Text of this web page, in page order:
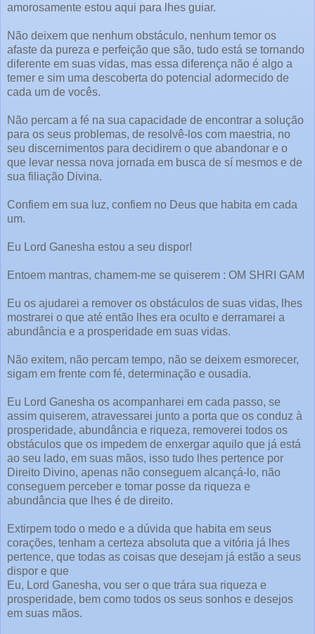
amorosamente estou aqui para lhes guiar.
Não deixem que nenhum obstáculo, nenhum temor os
afaste da pureza e perfeição que são, tudo está se tornando
diferente em suas vidas, mas essa diferença não é algo a
temer e sim uma descoberta do potencial adormecido de
cada um de vocês.
Não percam a fé na sua capacidade de encontrar a solução
para os seus problemas, de resolvê-los com maestria, no
seu discernimentos para decidirem o que abandonar e o
que levar nessa nova jornada em busca de sí mesmos e de
sua filiação Divina.
Confiem em sua luz, confiem no Deus que habita em cada
um.
Eu Lord Ganesha estou a seu dispor!
Entoem mantras, chamem-me se quiserem : OM SHRI GAM
Eu os ajudarei a remover os obstáculos de suas vidas, lhes
mostrarei o que até então lhes era oculto e derramarei a
abundância e a prosperidade em suas vidas.
Não exitem, não percam tempo, não se deixem esmorecer,
sigam em frente com fé, determinação e ousadia.
Eu Lord Ganesha os acompanharei em cada passo, se
assim quiserem, atravessarei junto a porta que os conduz à
prosperidade, abundância e riqueza, removerei todos os
obstáculos que os impedem de enxergar aquilo que já está
ao seu lado, em suas mãos, isso tudo lhes pertence por
Direito Divino, apenas não conseguem alcançá-lo, não
conseguem perceber e tomar posse da riqueza e
abundância que lhes é de direito.
Extirpem todo o medo e a dúvida que habita em seus
corações, tenham a certeza absoluta que a vitória já lhes
pertence, que todas as coisas que desejam já estão a seus
dispor e que
Eu, Lord Ganesha, vou ser o que trára sua riqueza e
prosperidade, bem como todos os seus sonhos e desejos
em suas mãos.